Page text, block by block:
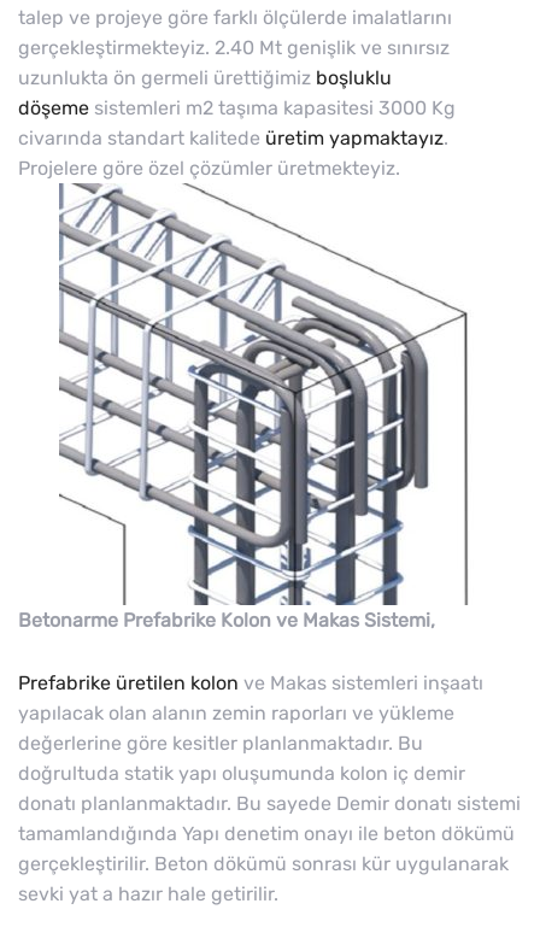
talep ve projeye göre farklı ölçülerde imalatlarını
gerçekleştirmekteyiz. 2.40 Mt genişlik ve sınırsız
uzunlukta ön germeli ürettiğimiz boşluklu
döşeme sistemleri m2 taşıma kapasitesi 3000 Kg
civarında standart kalitede üretim yapmaktayız.
Projelere göre özel çözümler üretmekteyiz.
Betonarme Prefabrike Kolon ve Makas Sistemi,
Prefabrike üretilen kolon ve Makas sistemleri inşaatı
yapılacak olan alanın zemin raporları ve yükleme
değerlerine göre kesitler planlanmaktadır. Bu
doğrultuda statik yapı oluşumunda kolon iç demir
donatı planlanmaktadır. Bu sayede Demir donatı sistemi
tamamlandığında Yapı denetim onayı ile beton dökümü
gerçekleştirilir. Beton dökümü sonrası kür uygulanarak
sevki yat a hazır hale getirilir.